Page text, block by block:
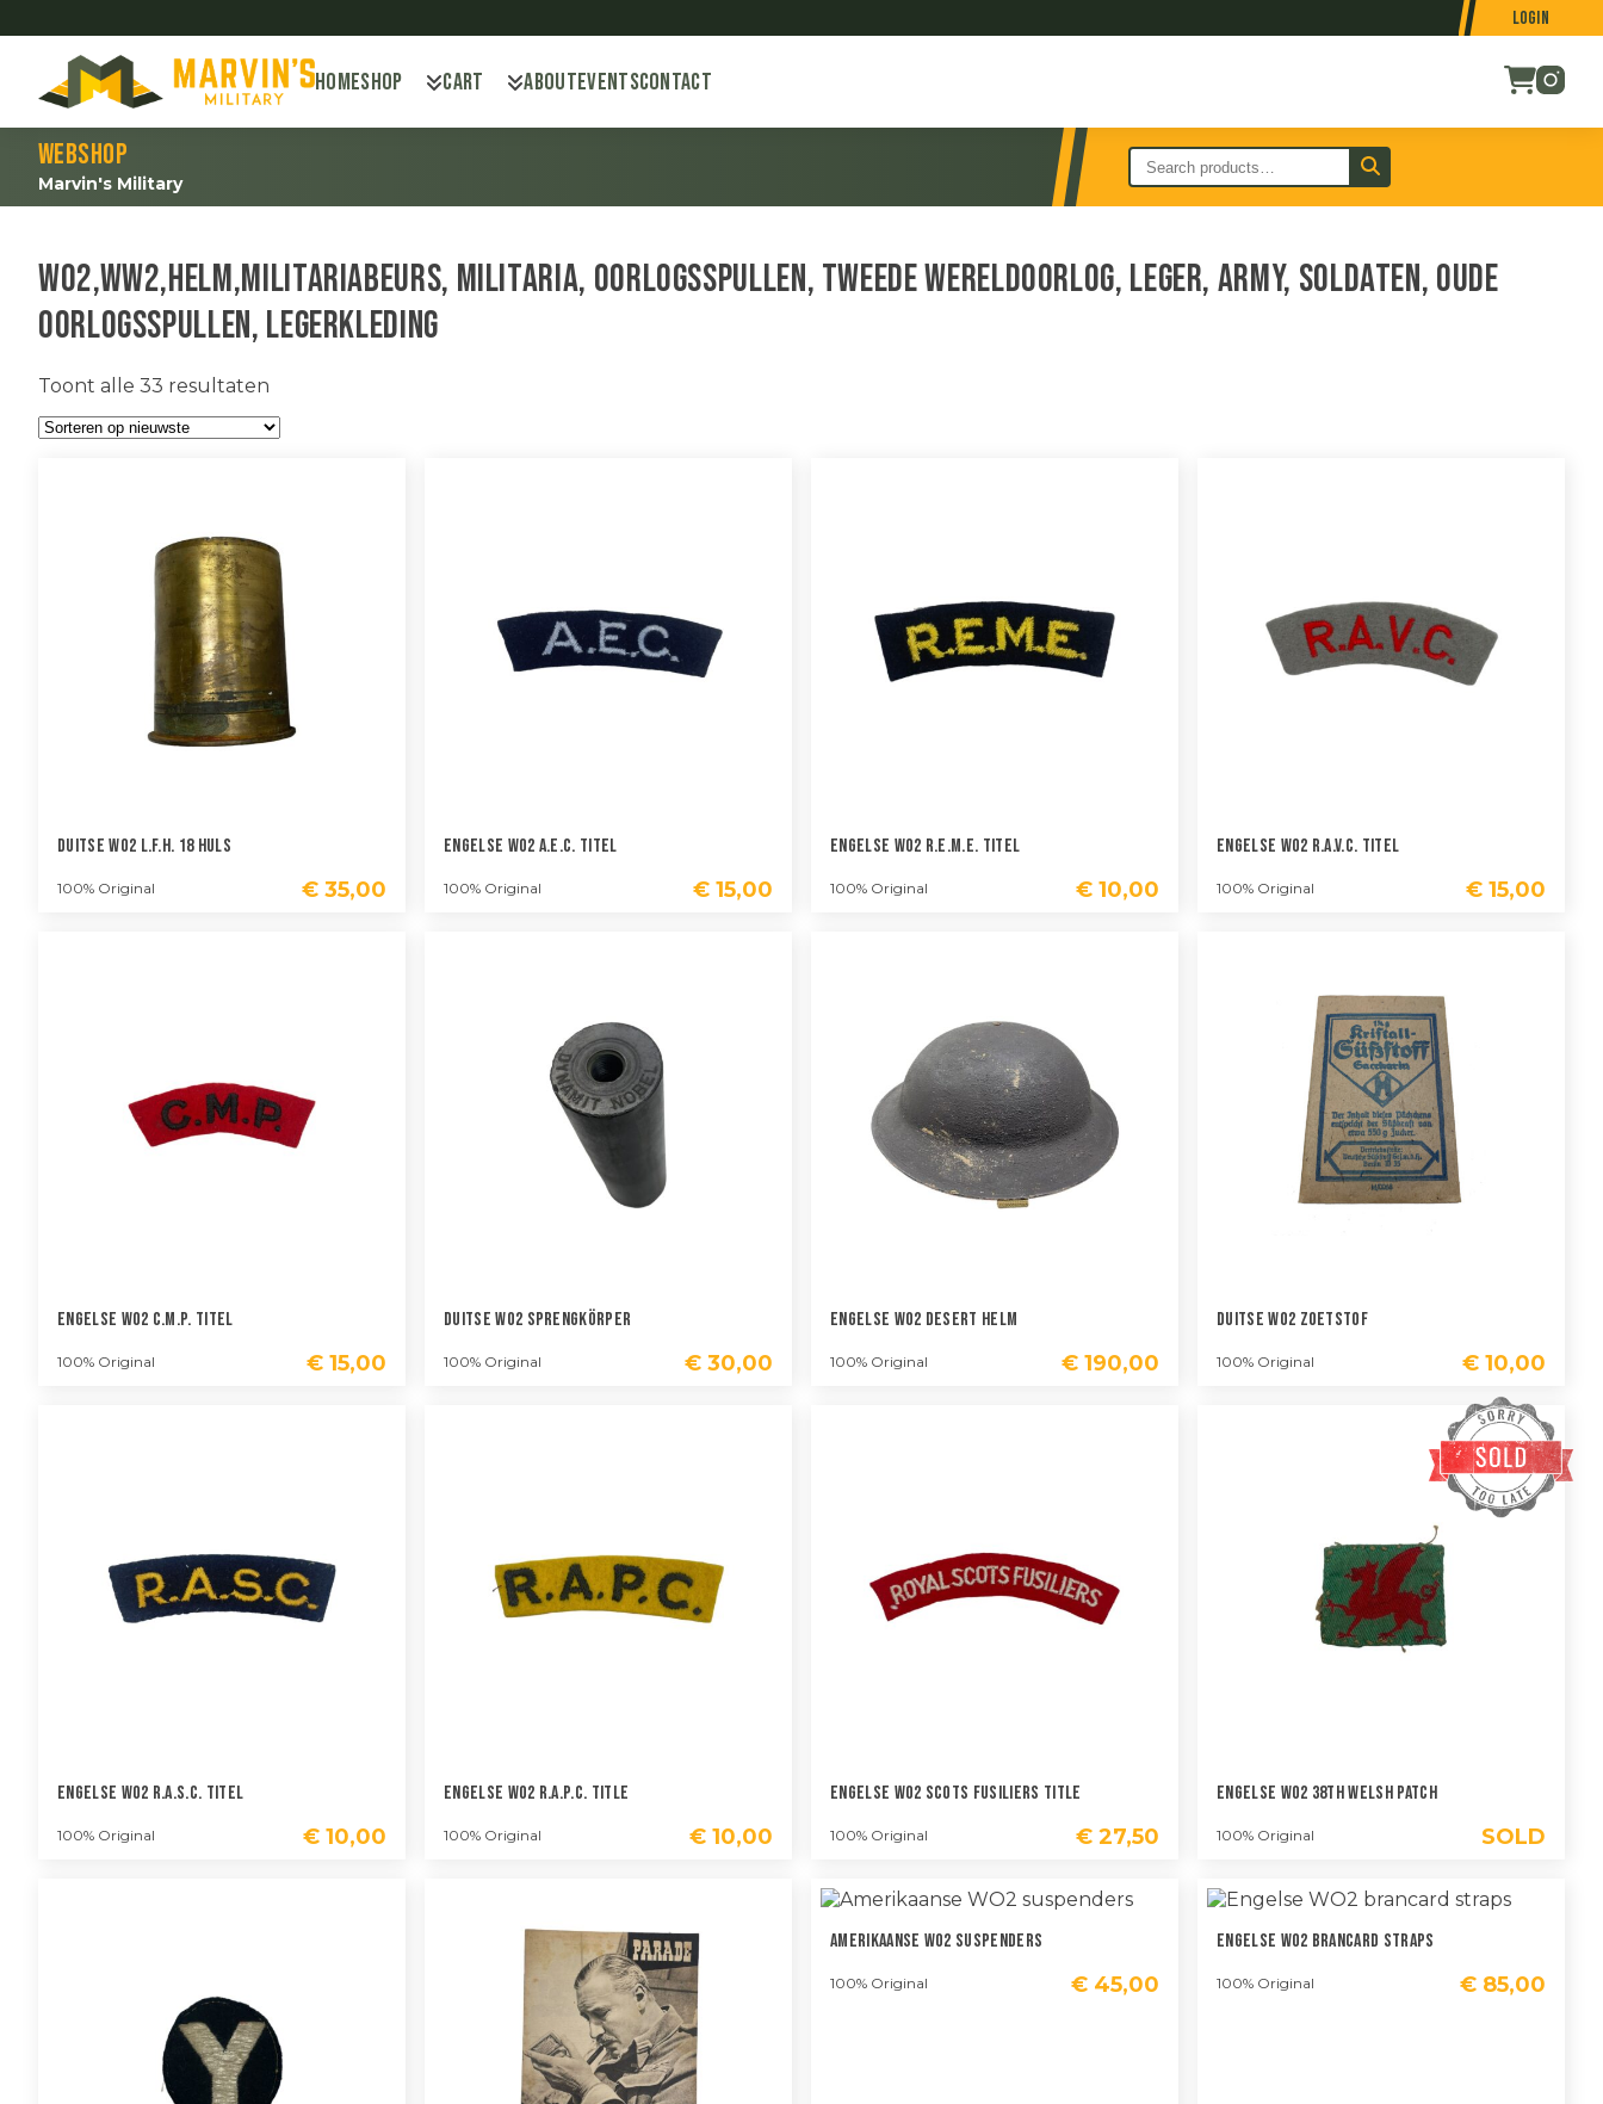
Login
HomeShop Cart AboutEventsContact
Webshop
Marvin's Military
wo2,ww2,helm,militariabeurs, militaria, oorlogsspullen, tweede wereldoorlog, leger, army, soldaten, oude
oorlogsspullen, legerkleding
Toont alle 33 resultaten
nieuwste
Duitse WO2 L.F.H. 18 Huls
100% Original € 35,00
Engelse WO2 A.E.C. Titel
100% Original € 15,00
Engelse WO2 R.E.M.E. Titel
100% Original € 10,00
Engelse WO2 R.A.V.C. Titel
100% Original € 15,00
Engelse WO2 C.M.P. Titel
100% Original € 15,00
Duitse WO2 Sprengkörper
100% Original € 30,00
Engelse WO2 Desert Helm
100% Original € 190,00
Duitse WO2 Zoetstof
100% Original € 10,00
Engelse WO2 R.A.S.C. Titel
100% Original € 10,00
Engelse WO2 R.A.P.C. Title
100% Original € 10,00
Engelse WO2 Scots Fusiliers Title
100% Original € 27,50
Engelse WO2 38th Welsh Patch
100% Original SOLD
Amerikaanse WO2 Suspenders
100% Original € 45,00
Engelse WO2 Brancard Straps
100% Original € 85,00